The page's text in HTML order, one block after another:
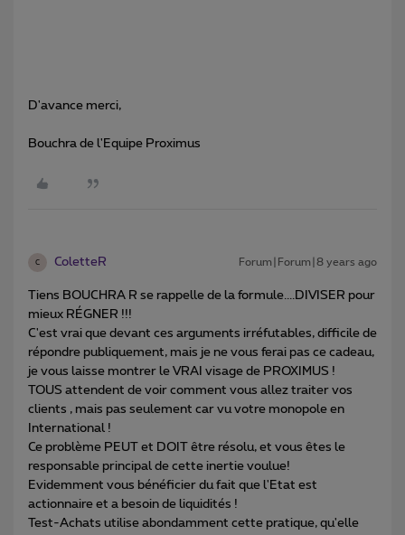
D'avance merci,
Bouchra de l'Equipe Proximus
C ColetteR Forum|Forum|8 years ago
Tiens BOUCHRA R se rappelle de la formule....DIVISER pour
mieux RÉGNER !!!
C'est vrai que devant ces arguments irréfutables, difficile de
répondre publiquement, mais je ne vous ferai pas ce cadeau,
je vous laisse montrer le VRAI visage de PROXIMUS !
TOUS attendent de voir comment vous allez traiter vos
clients , mais pas seulement car vu votre monopole en
International !
Ce problème PEUT et DOIT être résolu, et vous êtes le
responsable principal de cette inertie voulue!
Evidemment vous bénéficier du fait que l'Etat est
actionnaire et a besoin de liquidités !
Test-Achats utilise abondamment cette pratique, qu'elle